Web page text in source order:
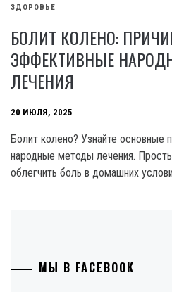
ЗДОРОВЬЕ
БОЛИТ КОЛЕНО:
ЭФФЕКТИВНЫЕ
ЛЕЧЕНИЯ
20 ИЮЛЯ, 2025
Болит колено? Узнайте основные
народные методы лечения.
облегчить боль в домашних
МЫ В FACEBOOK